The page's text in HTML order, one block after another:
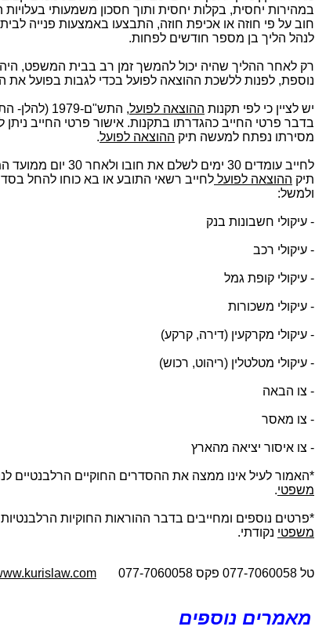
במהירות יחסית, בקלות יחסית ותוך חסכון משמעותי בעלויות
חוב על פי חוזה או אכיפת חוזה, התבצעו באמצעות פנייה
לנהל הליך בן מספר חודשים לפחות.
רק לאחר ההליך שהיה יכול להמשך זמן רב בבית המשפט,
נוספת, לפנות ללשכת ההוצאה לפועל בכדי לגבות בפועל את
יש לציין כי לפי תקנות ההוצאה לפועל
, התש"ם-
בדבר פרטי החייב כהגדרתו בתקנות. אישור פרטי החייב ניתן
מסירתו נפתח למעשה תיק ההוצאה לפועל.
לחייב עומדים 30 ימים
תיק ההוצאה לפועל לחייב רשאי התובע או בא כוחו להחל
ולמשל:
- עיקולי חשבונות בנק
- עיקולי רכב
- עיקולי קופת גמל
- עיקולי משכורות
- עיקולי מקרקעין (דירה, קרקע)
- עיקולי מטלטלין (ריהוט, רכוש)
- צו הבאה
- צו מאסר
- צו איסור יציאה מהארץ
*האמור לעיל אינו ממצה את ההסדרים החוקיים הרלבנטיים
משפטי.
*פרטים נוספים ומחייבים בדבר ההוראות החוקיות
משפטי נקודתי.
טל 077-7060058 פקס 077-7060058
מאמרים נוספים